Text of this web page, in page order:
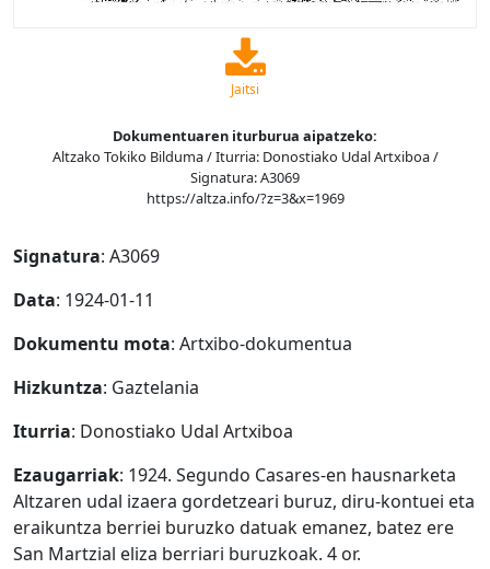
Jaitsi
Dokumentuaren iturburua aipatzeko:
Altzako Tokiko Bilduma / Iturria: Donostiako Udal Artxiboa /
Signatura: A3069
https://altza.info/?z=3&x=1969
Signatura: A3069
Data: 1924-01-11
Dokumentu mota: Artxibo-dokumentua
Hizkuntza: Gaztelania
Iturria: Donostiako Udal Artxiboa
Ezaugarriak: 1924. Segundo Casares-en hausnarketa
Altzaren udal izaera gordetzeari buruz, diru-kontuei eta
eraikuntza berriei buruzko datuak emanez, batez ere
San Martzial eliza berriari buruzkoak. 4 or.